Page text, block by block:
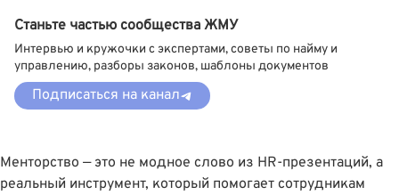
Менторство — это не модное слово из HR-презентаций, а
реальный инструмент, который помогает сотрудникам
Станьте частью сообщества ЖМУ
Интервью и кружочки с экспертами, советы по найму и
управлению, разборы законов, шаблоны документов
Подписаться на канал